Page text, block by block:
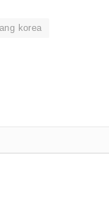
korea